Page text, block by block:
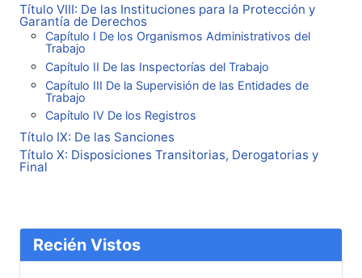
Título VIII: De las Instituciones para la Protección y
Garantía de Derechos
Capítulo I De los Organismos Administrativos del
Trabajo
Capítulo II De las Inspectorías del Trabajo
Capítulo III De la Supervisión de las Entidades de
Trabajo
Capítulo IV De los Registros
Título IX: De las Sanciones
Título X: Disposiciones Transitorias, Derogatorias y
Final
Recién Vistos